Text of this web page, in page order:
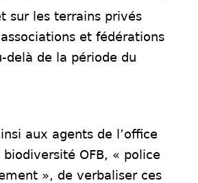
sur les terrains privés
et fédérations
delà de la période du
aux agents de l’office
OFB, « police
», de verbaliser ces